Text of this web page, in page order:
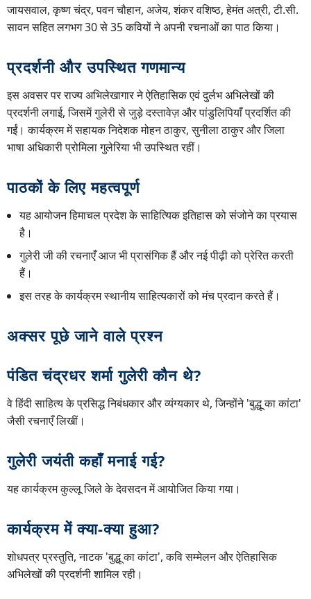
जायसवाल, कृष्ण चंद्र, पवन चौहान, अजेय, शंकर वशिष्ठ, हेमंत अत्री, टी.सी.
सावन सहित लगभग 30 से 35 कवियों ने अपनी रचनाओं का पाठ किया।
प्रदर्शनी और उपस्थित गणमान्य
इस अवसर पर राज्य अभिलेखागार ने ऐतिहासिक एवं दुर्लभ अभिलेखों की
प्रदर्शनी लगाई, जिसमें गुलेरी से जुड़े दस्तावेज़ और पांडुलिपियाँ प्रदर्शित की
गईं। कार्यक्रम में सहायक निदेशक मोहन ठाकुर, सुनीला ठाकुर और जिला
भाषा अधिकारी प्रोमिला गुलेरिया भी उपस्थित रहीं।
पाठकों के लिए महत्वपूर्ण
यह आयोजन हिमाचल प्रदेश के साहित्यिक इतिहास को संजोने का प्रयास
है।
गुलेरी जी की रचनाएँ आज भी प्रासंगिक हैं और नई पीढ़ी को प्रेरित करती
हैं।
इस तरह के कार्यक्रम स्थानीय साहित्यकारों को मंच प्रदान करते हैं।
अक्सर पूछे जाने वाले प्रश्न
पंडित चंद्रधर शर्मा गुलेरी कौन थे?
वे हिंदी साहित्य के प्रसिद्ध निबंधकार और व्यंग्यकार थे, जिन्होंने 'बुद्धू का कांटा'
जैसी रचनाएँ लिखीं।
गुलेरी जयंती कहाँ मनाई गई?
यह कार्यक्रम कुल्लू जिले के देवसदन में आयोजित किया गया।
कार्यक्रम में क्या-क्या हुआ?
शोधपत्र प्रस्तुति, नाटक 'बुद्धू का कांटा', कवि सम्मेलन और ऐतिहासिक
अभिलेखों की प्रदर्शनी शामिल रही।